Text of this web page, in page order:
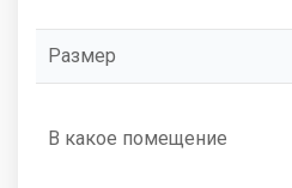
Размер
В какое помещение